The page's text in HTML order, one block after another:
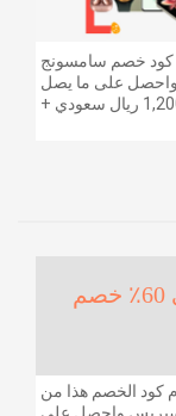
كود خصم سامسونج
واحصل على ما يصل
إلى 1,200 ريال سعودي +
كود الخصم هذا من